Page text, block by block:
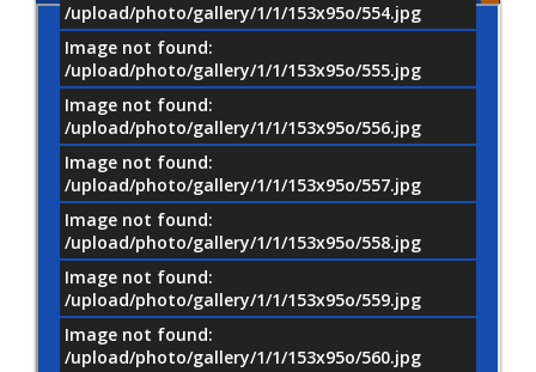
/upload/photo/gallery/1/1/153x95o/554.jpg
Image not found:
/upload/photo/gallery/1/1/153x95o/555.jpg
Image not found:
/upload/photo/gallery/1/1/153x95o/556.jpg
Image not found:
/upload/photo/gallery/1/1/153x95o/557.jpg
Image not found:
/upload/photo/gallery/1/1/153x95o/558.jpg
Image not found:
/upload/photo/gallery/1/1/153x95o/559.jpg
Image not found:
/upload/photo/gallery/1/1/153x95o/560.jpg